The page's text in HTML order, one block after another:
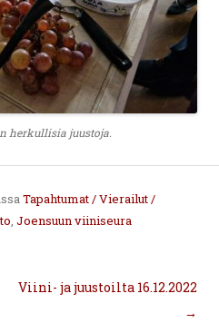
herkullisia juustoja.
Tapahtumat / Vierailut /
, Joensuun viiniseura
Viini- ja juustoilta 16.12.2022
→